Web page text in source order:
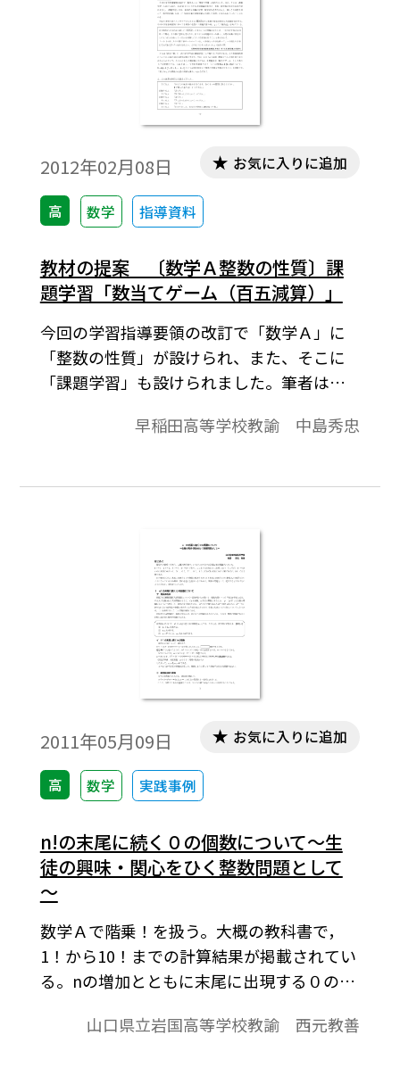
文中の数式は，「Tosho数式エディタ」で作
成されています。ワード文書で数式を正しく
表示するためには，「Tosho数式エディタ」
が導入されていることが必要です。無償ダウ
ンロードはこちら→無償ダウンロードのご
2012年02月08日
高 数学 指導資料
お気に入りに追加
教材の提案 〔数学Ａ整数の性質〕課
題学習「数当てゲーム（百五減算）」
今回の学習指導要領の改訂で「数学Ａ」に
「整数の性質」が設けられ、また、そこに
「課題学習」も設けられました。筆者は和
劫記(じんこうき)」から整数の性質を利用し
早稲田高等学校教諭 中島秀忠
2011年05月09日
高 数学 実践事例
お気に入りに追加
n!の末尾に続く０の個数について～生
徒の興味・関心をひく整数問題として
～
数学Ａで階乗！を扱う。大概の教科書で，
1！から10！までの計算結果が掲載されてい
る。nの増加とともに末尾に出現する０の個
数anの関係はどのようになっているのか興
山口県立岩国高等学校教諭 西元教善